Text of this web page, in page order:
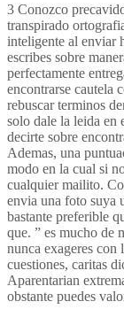
3 Conozco
transpirado
inteligente al enviar
escribes sobre
perfectamente
encontrarse cautela
rebuscar terminos
solo dale la leida en
decirte sobre
Ademas, una
modo en la cual si
cualquier mailito.
envia una foto suya
bastante preferible
que. ” es mucho de
nunca exageres con
cuestiones, caritas
Aparentarian
obstante puedes